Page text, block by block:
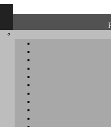
Datenschutz